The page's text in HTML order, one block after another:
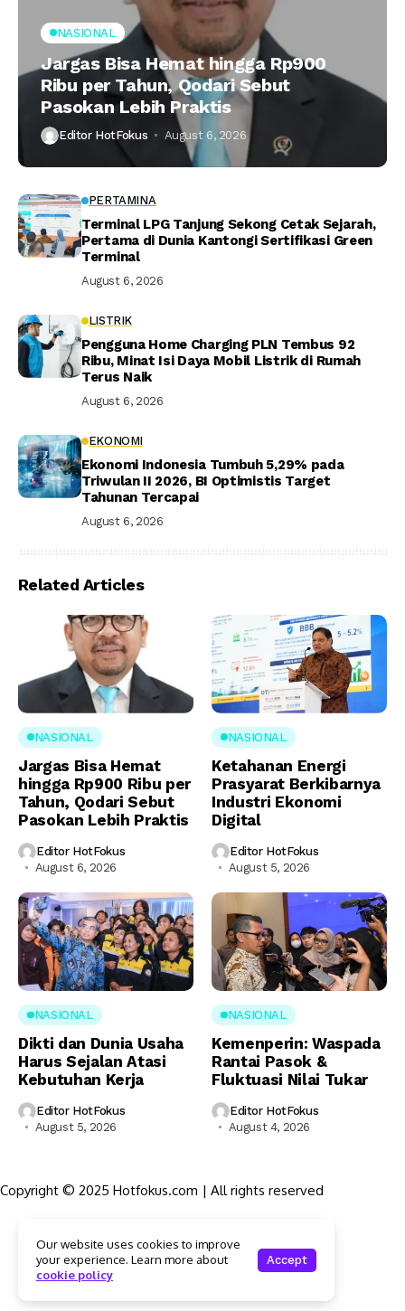
NASIONAL
Jargas Bisa Hemat hingga Rp900
Ribu per Tahun, Qodari Sebut
Pasokan Lebih Praktis
Editor HotFokus August 6, 2026
PERTAMINA
Terminal LPG Tanjung Sekong Cetak Sejarah,
Pertama di Dunia Kantongi Sertifikasi Green
Terminal
August 6, 2026
LISTRIK
Pengguna Home Charging PLN Tembus 92
Ribu, Minat Isi Daya Mobil Listrik di Rumah
Terus Naik
August 6, 2026
EKONOMI
Ekonomi Indonesia Tumbuh 5,29% pada
Triwulan II 2026, BI Optimistis Target
Tahunan Tercapai
August 6, 2026
Related Articles
NASIONAL
Jargas Bisa Hemat
hingga Rp900 Ribu per
Tahun, Qodari Sebut
Pasokan Lebih Praktis
Editor HotFokus
August 6, 2026
NASIONAL
Ketahanan Energi
Prasyarat Berkibarnya
Industri Ekonomi
Digital
Editor HotFokus
August 5, 2026
NASIONAL
Dikti dan Dunia Usaha
Harus Sejalan Atasi
Kebutuhan Kerja
Editor HotFokus
August 5, 2026
NASIONAL
Kemenperin: Waspada
Rantai Pasok &
Fluktuasi Nilai Tukar
Editor HotFokus
August 4, 2026
Copyright © 2025 Hotfokus.com | All rights reserved
Struktur Organisasi
Kode Etik Jurnalistik
Pedoman Pemberitaan Media Siber
Our website uses cookies to improve
your experience. Learn more about
cookie policy
Accept